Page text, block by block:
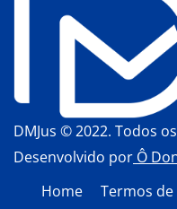
DMJus © 2022. Todos
Desenvolvido por Ô
Home
Termos de